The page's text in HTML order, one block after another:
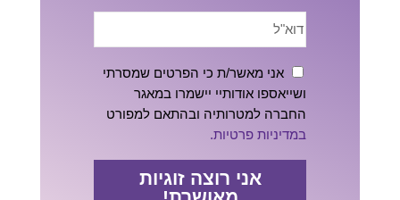
אני מאשר/ת כי הפרטים שמסרתי
ושייאספו אודותיי יישמרו במאגר
החברה למטרותיה ובהתאם למפורט
במדיניות פרטיות.
אני רוצה זוגיות